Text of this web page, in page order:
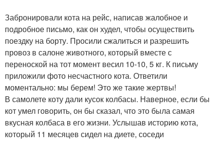
Забронировали кота на рейс, написав жалобное и
подробное письмо, как он худел, чтобы осуществить
поездку на борту. Просили сжалиться и разрешить
провоз в салоне животного, который вместе с
переноской на тот момент весил 10-10, 5 кг. К письму
приложили фото несчастного кота. Ответили
моментально: мы берем! Это же такие жертвы!
В самолете коту дали кусок колбасы. Наверное, если бы
кот умел говорить, он бы сказал, что это была самая
вкусная колбаса в его жизни. Услышав историю кота,
который 11 месяцев сидел на диете, соседи